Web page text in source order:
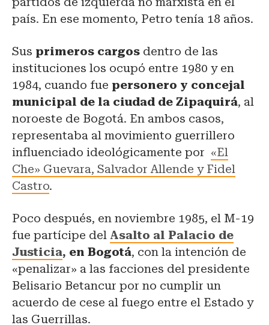
país. En ese momento, Petro tenía 18 años.
Sus primeros cargos dentro de las
instituciones los ocupó entre 1980 y en
1984, cuando fue personero y concejal
municipal de la ciudad de Zipaquirá, al
noroeste de Bogotá. En ambos casos,
representaba al movimiento guerrillero
influenciado ideológicamente por «El
Che» Guevara, Salvador Allende y Fidel
Castro.
Poco después, en noviembre 1985, el M-19
fue partícipe del Asalto al Palacio de
Justicia, en Bogotá, con la intención de
«penalizar» a las facciones del presidente
Belisario Betancur por no cumplir un
acuerdo de cese al fuego entre el Estado y
las Guerrillas.